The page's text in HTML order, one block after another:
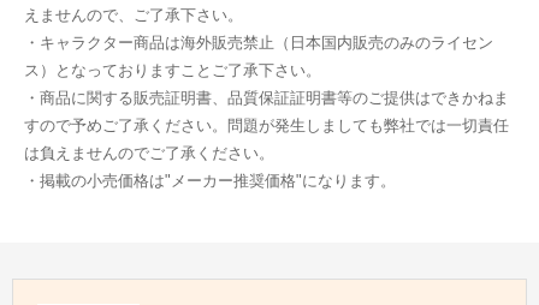
えませんので、ご了承下さい。
・キャラクター商品は海外販売禁止（日本国内販売のみのライセン
ス）となっておりますことご了承下さい。
・商品に関する販売証明書、品質保証証明書等のご提供はできかねま
すので予めご了承ください。問題が発生しましても弊社では一切責任
は負えませんのでご了承ください。
・掲載の小売価格は"メーカー推奨価格"になります。